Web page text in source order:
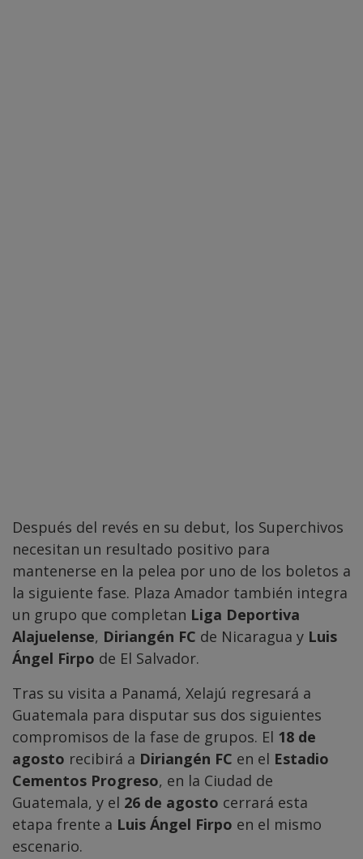
Después del revés en su debut, los Superchivos
necesitan un resultado positivo para
mantenerse en la pelea por uno de los boletos a
la siguiente fase. Plaza Amador también integra
un grupo que completan Liga Deportiva
Alajuelense, Diriangén FC de Nicaragua y Luis
Ángel Firpo de El Salvador.
Tras su visita a Panamá, Xelajú regresará a
Guatemala para disputar sus dos siguientes
compromisos de la fase de grupos. El 18 de
agosto recibirá a Diriangén FC en el Estadio
Cementos Progreso, en la Ciudad de
Guatemala, y el 26 de agosto cerrará esta
etapa frente a Luis Ángel Firpo en el mismo
escenario.